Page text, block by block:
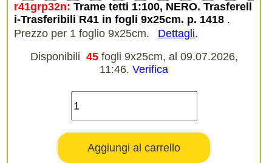
r41grp32n: Trame tetti 1:100, NERO. Trasferell
i-Trasferibili R41 in fogli 9x25cm. p. 1418 .
Prezzo per 1 foglio 9x25cm.
Dettagli.
Disponibili 45 fogli 9x25cm, al 09.07.2026,
11:46. Verifica